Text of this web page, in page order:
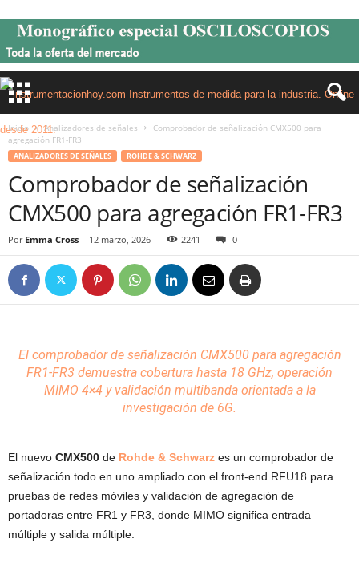
Inicio Analizadores de señales
Comprobador de señalización CMX500 para
agregación FR1-FR3
ANALIZADORES DE SEÑALES ROHDE & SCHWARZ
Comprobador de señalización
CMX500 para agregación FR1-FR3
Por Emma Cross - 12 marzo, 2026 2241 0
El comprobador de señalización CMX500 para agregación
FR1-FR3 demuestra cobertura hasta 18 GHz, operación
MIMO 4×4 y validación multibanda orientada a la
investigación de 6G.
El nuevo CMX500 de Rohde & Schwarz es un comprobador de
señalización todo en uno ampliado con el front-end RFU18 para
pruebas de redes móviles y validación de agregación de
portadoras entre FR1 y FR3, donde MIMO significa entrada
múltiple y salida múltiple.